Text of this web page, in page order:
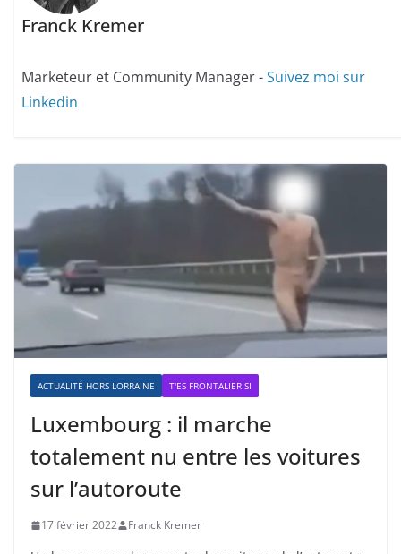
Franck Kremer
Marketeur et Community Manager -Suivez moi sur
Linkedin
ACTUALITÉ HORS LORRAINE T'ES FRONTALIER SI
Luxembourg : il marche
totalement nu entre les voitures
sur l’autoroute
17 février 2022 Franck Kremer